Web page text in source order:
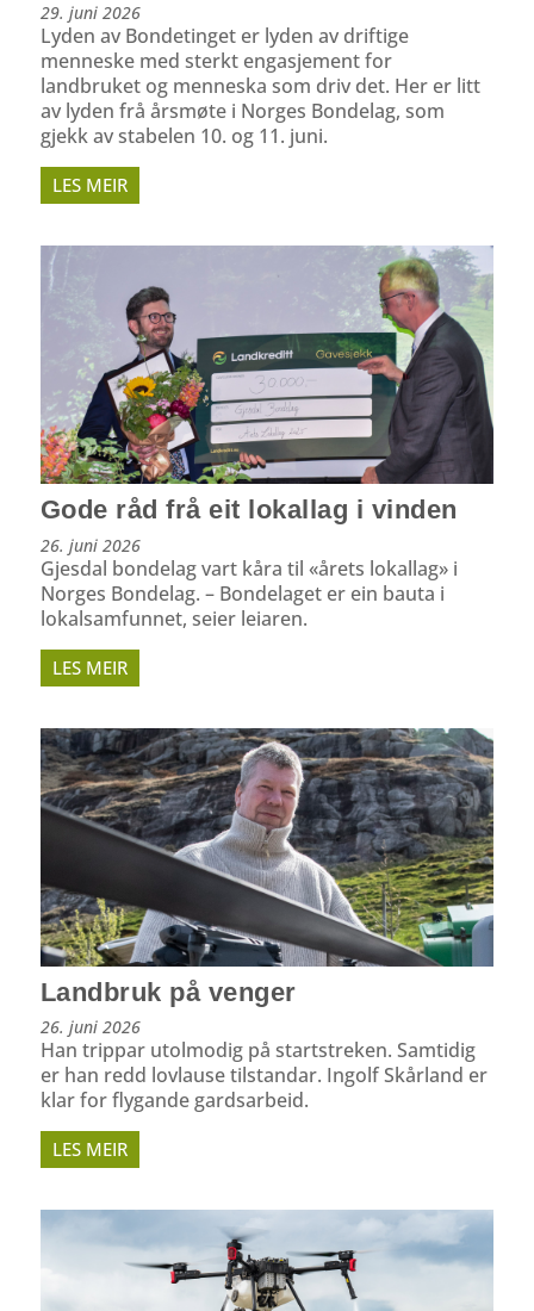
29. juni 2026
Lyden av Bondetinget er lyden av driftige
menneske med sterkt engasjement for
landbruket og menneska som driv det. Her er litt
av lyden frå årsmøte i Norges Bondelag, som
gjekk av stabelen 10. og 11. juni.
LES MEIR
Gode råd frå eit lokallag i vinden
26. juni 2026
Gjesdal bondelag vart kåra til «årets lokallag» i
Norges Bondelag. – Bondelaget er ein bauta i
lokalsamfunnet, seier leiaren.
LES MEIR
Landbruk på venger
26. juni 2026
Han trippar utolmodig på startstreken. Samtidig
er han redd lovlause tilstandar. Ingolf Skårland er
klar for flygande gardsarbeid.
LES MEIR